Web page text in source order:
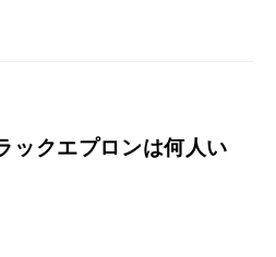
ックエプロンは何人い